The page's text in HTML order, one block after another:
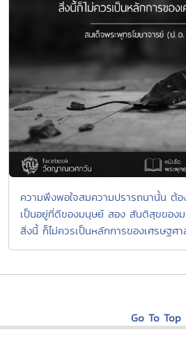
ความพึงพอใจสมความปรารถนานั้น ต้
เป็นอยู่ที่ดีของมนุษย์ สอง สันติสุขของ
สิ่งนี้ ก็ไม่ควรเป็นหลักการของเศรษฐศ
Go To Top